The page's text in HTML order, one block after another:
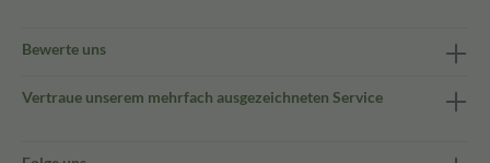
Bewerte uns
Vertraue unserem mehrfach ausgezeichneten Service